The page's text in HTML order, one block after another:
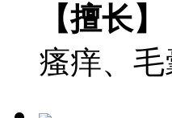
【擅长】
瘙痒、